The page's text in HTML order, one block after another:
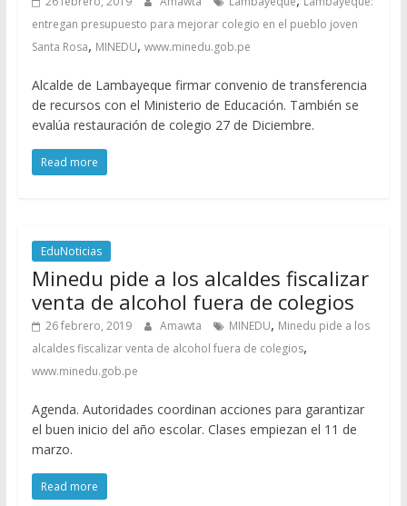
entregan presupuesto para mejorar colegio en el pueblo joven
Santa Rosa, MINEDU, www.minedu.gob.pe
Alcalde de Lambayeque firmar convenio de transferencia
de recursos con el Ministerio de Educación. También se
evalúa restauración de colegio 27 de Diciembre.
Read more
EduNoticias
Minedu pide a los alcaldes fiscalizar
venta de alcohol fuera de colegios
26 febrero, 2019 Amawta MINEDU, Minedu pide a los
alcaldes fiscalizar venta de alcohol fuera de colegios,
www.minedu.gob.pe
Agenda. Autoridades coordinan acciones para garantizar
el buen inicio del año escolar. Clases empiezan el 11 de
marzo.
Read more